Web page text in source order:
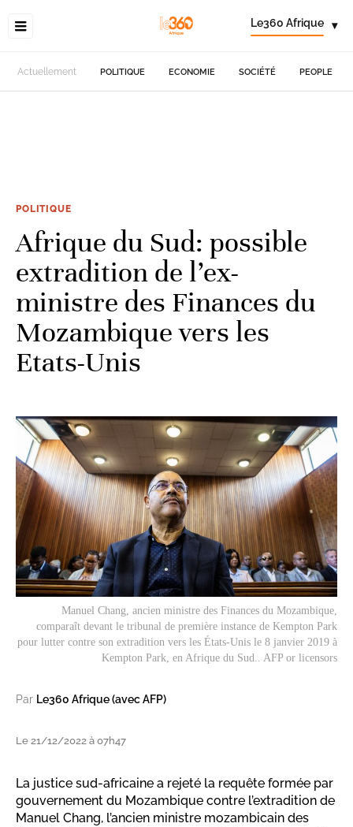
Le360 Afrique ▾
Actuellement POLITIQUE ECONOMIE SOCIÉTÉ PEOPLE
POLITIQUE
Afrique du Sud: possible
extradition de l’ex-
ministre des Finances du
Mozambique vers les
Etats-Unis
Manuel Chang, ancien ministre des Finances du Mozambique,
comparaît devant le tribunal de première instance de Kempton Park
pour lutter contre son extradition vers les États-Unis le 8 janvier 2019 à
Kempton Park, en Afrique du Sud.. AFP or licensors
Par Le360 Afrique (avec AFP)
Le 21/12/2022 à 07h47
La justice sud-africaine a rejeté la requête formée par
gouvernement du Mozambique contre l’extradition de
Manuel Chang, l’ancien ministre mozambicain des